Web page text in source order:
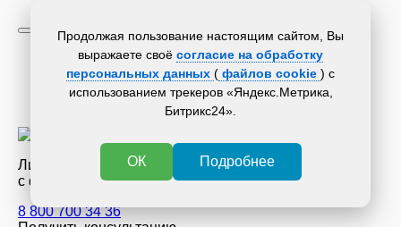
Новости лизинга
СМИ о нас
Статьи
на сайт ЛК Пруссия
Лизинговая компания
с филиалами по всей России
8 800 700 34 36
Продолжая пользование настоящим сайтом, Вы
выражаете своё согласие на обработку
персональных данных ( файлов cookie ) с
использованием трекеров «Яндекс.Метрика,
Битрикс24».
ОК Подробнее